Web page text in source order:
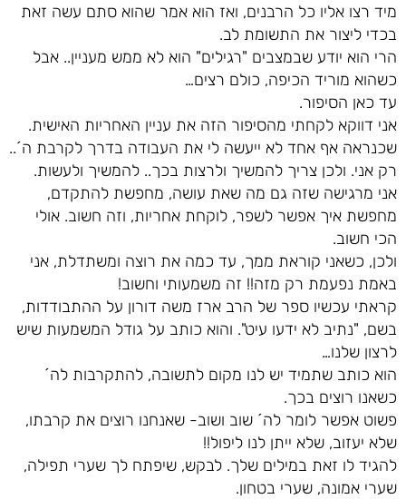
מיד רצו אליו כל הרבנים, ואז הוא אמר שהוא סתם עשה זאת
בכדי ליצור את התשומת לב.
הרי הוא יודע שבמצבים "רגילים" הוא לא ממש מעניין.. אבל
כשהוא מוריד הכיפה, כולם רצים…
עד כאן הסיפור.
אני דווקא לקחתי מהסיפור הזה את עניין האחריות האישית.
שכנראה אף אחד לא ייעשה לי את העבודה בדרך לקרבת ה´..
רק אני. ולכן צריך להמשיך ולרצות בכך.. להמשיך ולעשות.
אני מרגישה שזה גם מה שאת עושה, מחפשת להתקדם,
מחפשת איך אפשר לשפר, לוקחת אחריות, וזה חשוב. אולי
הכי חשוב.
ולכן, כשאני קוראת ממך, עד כמה את רוצה ומשתדלת, אני
באמת נפעמת רק מזה!! זה משמעותי וחשוב!
קראתי עכשיו ספר של הרב ארז משה דורון על ההתבודדות,
בשם, "נתיב לא ידעו עיט". והוא כותב על גודל המשמעות שיש
לרצון שלנו…
הוא כותב שתמיד יש לנו מקום לתשובה, להתקרבות לה´
כשאנו רוצים בכך.
פשוט אפשר לומר לה´ שוב ושוב- שאנחנו רוצים את קרבתו,
שלא יעזוב, שלא ייתן לנו ליפול!!
להגיד לו זאת במילים שלך. לבקש, שיפתח לך שערי תפילה,
שערי אמונה, שערי בטחון.